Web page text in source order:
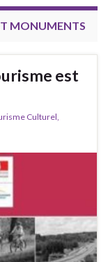
MONUMENTS
est
Culturel,